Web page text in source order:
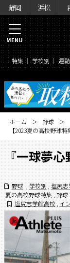
静岡 浜松
特集 学校別 運
MENU
ホーム
野球
【2023夏の高校野球
『一球夢
野球
学校別 塩尻志
夏の高校野球特集
野球
塩尻志学館高校 イ